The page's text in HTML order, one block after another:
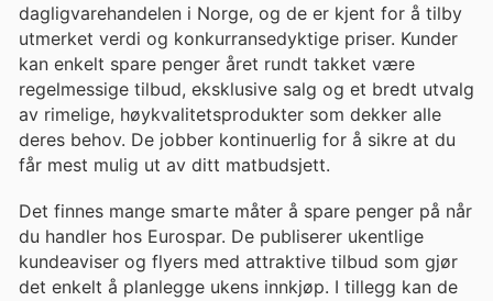
dagligvarehandelen i Norge, og de er kjent for å tilby
utmerket verdi og konkurransedyktige priser. Kunder
kan enkelt spare penger året rundt takket være
regelmessige tilbud, eksklusive salg og et bredt utvalg
av rimelige, høykvalitetsprodukter som dekker alle
deres behov. De jobber kontinuerlig for å sikre at du
får mest mulig ut av ditt matbudsjett.
Det finnes mange smarte måter å spare penger på når
du handler hos Eurospar. De publiserer ukentlige
kundeaviser og flyers med attraktive tilbud som gjør
det enkelt å planlegge ukens innkjøp. I tillegg kan de